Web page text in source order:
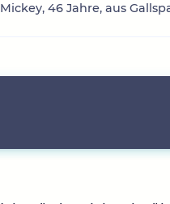
Mickey, 46 Jahre, aus